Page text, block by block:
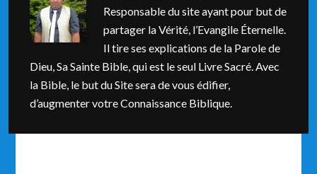
Responsable du site ayant pour but de
partager la Vérité, l’Evangile Éternelle.
Il tire ses explications de la Parole de
Dieu, Sa Sainte Bible, qui est le seul Livre Sacré. Avec
la Bible, le but du Site sera de vous édifier,
d’augmenter votre Connaissance Biblique.